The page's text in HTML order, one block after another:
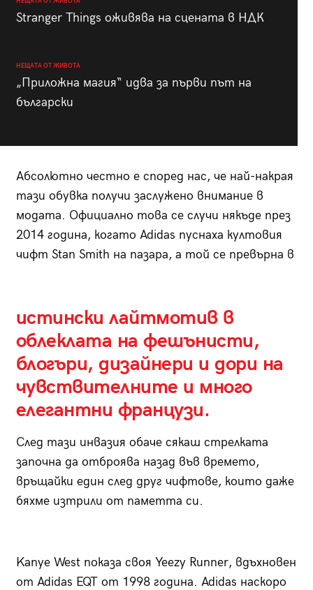
Stranger Things оживява на сцената в НДК
НЕЩАТА ОТ ЖИВОТА
„Приложна магия“ идва за първи път на
български
Абсолютно честно е според нас, че най-накрая
тази обувка получи заслужено внимание в
модата. Официално това се случи някъде през
2014 година, когато Adidas пуснаха култовия
чифт Stan Smith на пазара, а той се превърна в
истински лайтмотив в
облеклата на фешънисти,
блогъри, дизайнери и дори на
чувствителните и много
елегантни французи.
След тази инвазия обаче сякаш стрелката
започна да отброява назад във времето,
връщайки един след друг чифтове, които даже
бяхме изтрили от паметта си.
Kanye West показа своя Yeezy Runner, вдъхновен
от Adidas EQT от 1998 година. Adidas наскоро